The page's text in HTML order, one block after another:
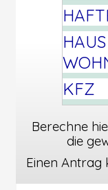
KFZ
Berechne
die
Einen Antrag